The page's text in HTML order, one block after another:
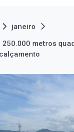
janeiro
metros